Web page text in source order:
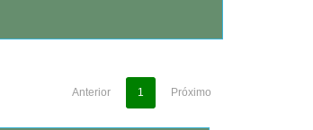
Anterior 1 Próximo